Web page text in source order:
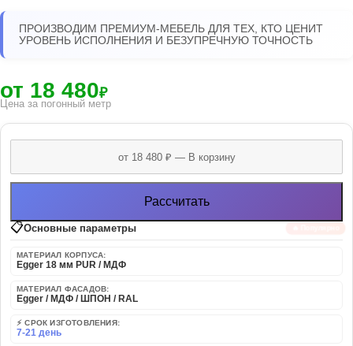
ПРОИЗВОДИМ ПРЕМИУМ-МЕБЕЛЬ ДЛЯ ТЕХ, КТО ЦЕНИТ
УРОВЕНЬ ИСПОЛНЕНИЯ И БЕЗУПРЕЧНУЮ ТОЧНОСТЬ
от 18 480₽
Цена за погонный метр
Рассчитать
📋Основные параметры
МАТЕРИАЛ КОРПУСА:
Egger 18 мм PUR / МДФ
МАТЕРИАЛ ФАСАДОВ:
Egger / МДФ / ШПОН / RAL
⚡ СРОК ИЗГОТОВЛЕНИЯ:
7-21 день